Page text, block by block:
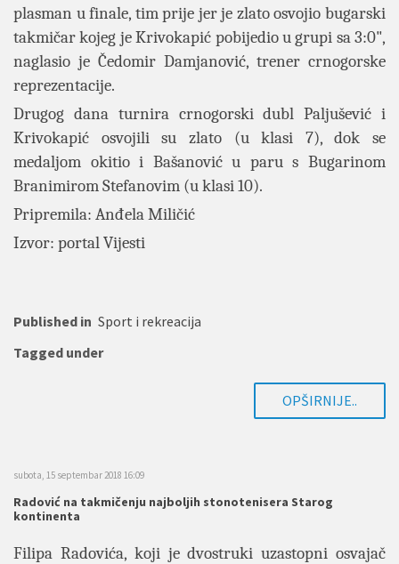
plasman u finale, tim prije jer je zlato osvojio bugarski
takmičar kojeg je Krivokapić pobijedio u grupi sa 3:0",
naglasio je Čedomir Damjanović, trener crnogorske
reprezentacije.
Drugog dana turnira crnogorski dubl Paljušević i
Krivokapić osvojili su zlato (u klasi 7), dok se
medaljom okitio i Bašanović u paru s Bugarinom
Branimirom Stefanovim (u klasi 10).
Pripremila: Anđela Miličić
Izvor: portal Vijesti
Published in Sport i rekreacija
Tagged under
OPŠIRNIJE..
subota, 15 septembar 2018 16:09
Radović na takmičenju najboljih stonotenisera Starog
kontinenta
Filipa Radovića, koji je dvostruki uzastopni osvajač